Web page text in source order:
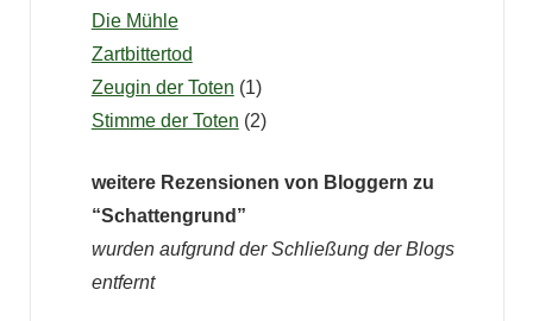
Die Mühle
Zartbittertod
Zeugin der Toten (1)
Stimme der Toten (2)
weitere Rezensionen von Bloggern zu
“Schattengrund”
wurden aufgrund der Schließung der Blogs
entfernt